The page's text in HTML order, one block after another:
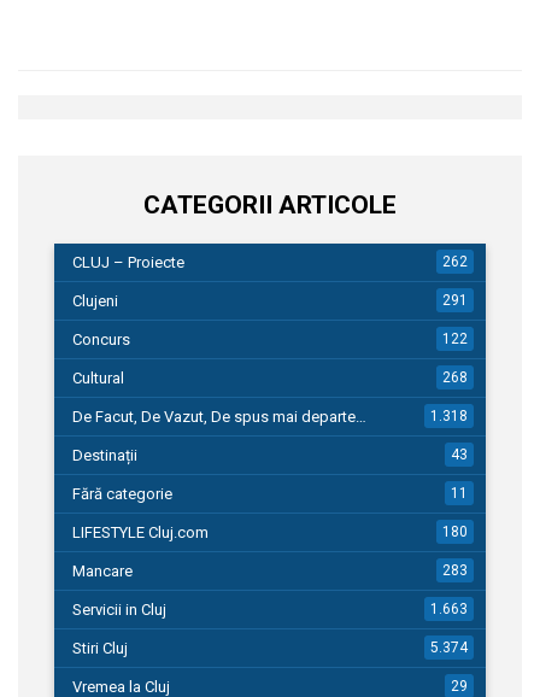
CATEGORII ARTICOLE
CLUJ – Proiecte 262
Clujeni 291
Concurs 122
Cultural 268
De Facut, De Vazut, De spus mai departe… 1.318
Destinații 43
Fără categorie 11
LIFESTYLE Cluj.com 180
Mancare 283
Servicii in Cluj 1.663
Stiri Cluj 5.374
Vremea la Cluj 29